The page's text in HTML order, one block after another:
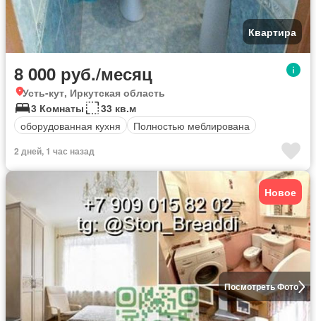
Квартира
8 000 руб./месяц
Усть-кут, Иркутская область
3 Комнаты
33 кв.м
оборудованная кухня
Полностью меблирована
2 дней, 1 час назад
Посмотреть Фото
Новое